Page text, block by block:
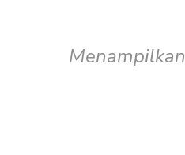
Menampilkan